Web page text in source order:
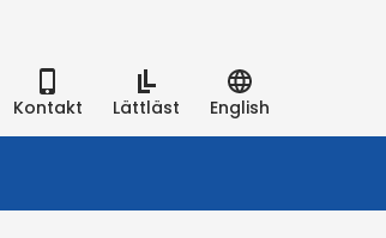
Kontakt Lättläst English